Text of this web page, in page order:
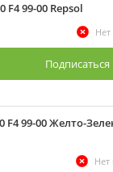
99-00 Repsol
Подписаться
F4 99-00 Желто-
Нет